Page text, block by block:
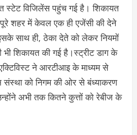
स्टेट विजिलेंस पहुंच गई है। शिकायत
शहर में केवल एक ही एजेंसी की देने
साथ ही, ठेका देते को लेकर नियमों
शिकायत की गई है।स्ट्रीट डाग के
ने आरटीआइ के माध्यम से
संस्था को निगम की ओर से बंध्याकरण
अभी तक कितने कुत्तों को रेबीज के